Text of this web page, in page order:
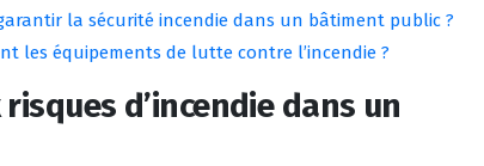
la sécurité incendie dans un bâtiment public ?
les équipements de lutte contre l’incendie ?
d’incendie dans un